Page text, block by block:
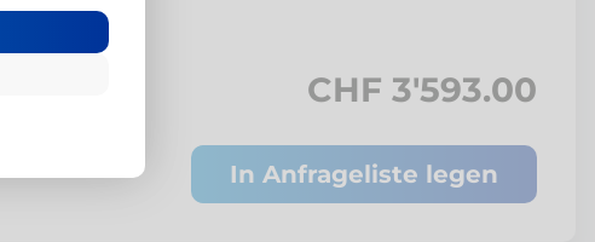
CHF 3'593.00
In Anfrageliste legen